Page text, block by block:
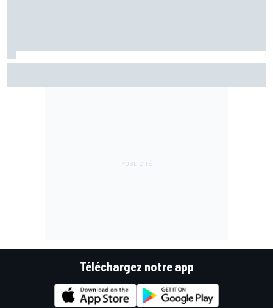
Téléchargez notre app